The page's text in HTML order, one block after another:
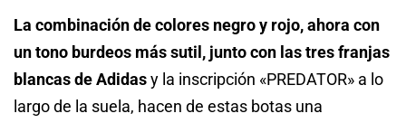
La combinación de colores negro y rojo, ahora con
un tono burdeos más sutil, junto con las tres franjas
blancas de Adidasy la inscripción «PREDATOR» a lo
largo de la suela, hacen de estas botas una